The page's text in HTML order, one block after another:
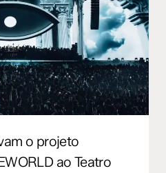
o projeto
ao Teatro